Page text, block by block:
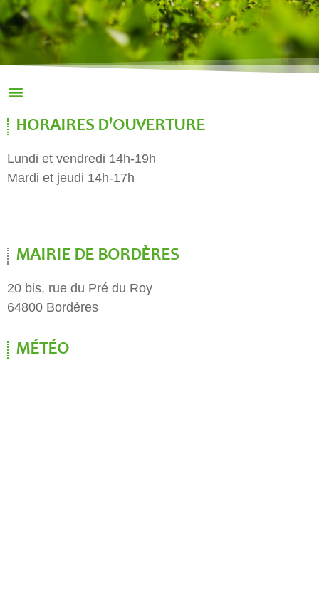
HORAIRES D'OUVERTURE
Lundi et vendredi 14h-19h
Mardi et jeudi 14h-17h
MAIRIE DE BORDÈRES
20 bis, rue du Pré du Roy
64800 Bordères
MÉTÉO